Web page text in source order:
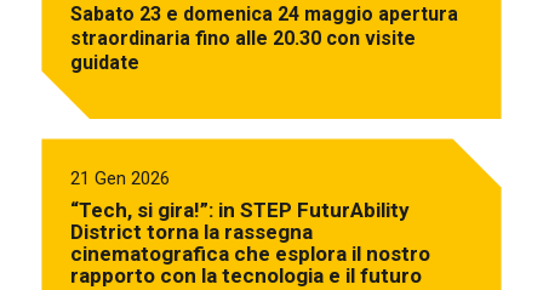
Sabato 23 e domenica 24 maggio apertura
straordinaria fino alle 20.30 con visite
guidate
21 Gen 2026
“Tech, si gira!”: in STEP FuturAbility
District torna la rassegna
cinematografica che esplora il nostro
rapporto con la tecnologia e il futuro